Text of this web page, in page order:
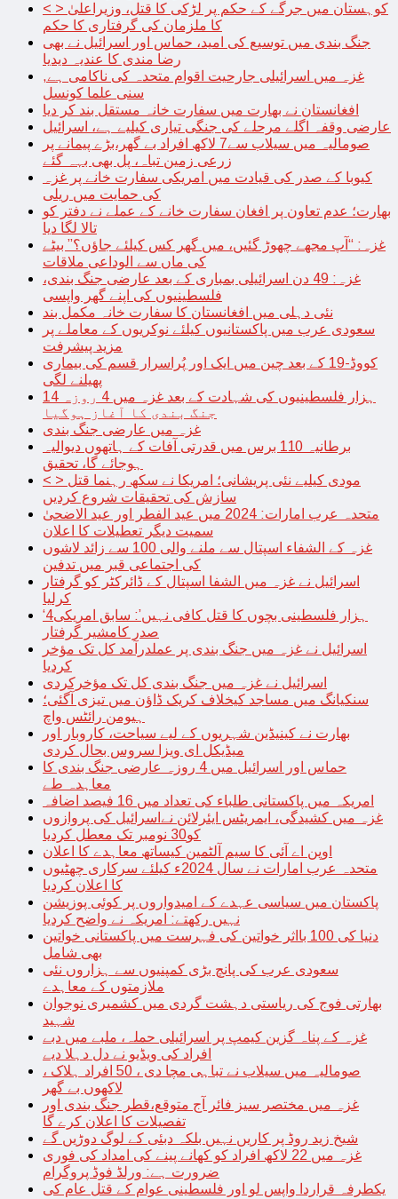
< > کوہستان میں جرگے کے حکم پر لڑکی کا قتل، وزیراعلیٰ
کا ملزمان کی گرفتاری کا حکم
جنگ بندی میں توسیع کی امید، حماس اور اسرائیل نے بھی
رضا مندی کا عندیہ دیدیا
غزہ میں اسرائیلی جارحیت اقوام متحدہ کی ناکامی ہے,
سنی علما کونسل
افغانستان نے بھارت میں سفارت خانہ مستقل بند کر دیا
عارضی وقفہ اگلے مرحلے کی جنگی تیاری کیلیے ہے، اسرائیل
صومالیہ میں سیلاب سے7 لاکھ افراد بے گھر،بڑے پیمانے پر
زرعی زمین تباہ، پل بھی بہہ گئے
کیوبا کے صدر کی قیادت میں امریکی سفارت خانے پر غزہ
کی حمایت میں ریلی
بھارت؛ عدم تعاون پر افغان سفارت خانے کے عملے نے دفتر کو
تالا لگا دیا
غزہ: “آپ مجھے چھوڑ گئیں، میں گھر کس کیلئے جاؤں؟” بیٹے
کی ماں سے الوداعی ملاقات
غزہ: 49 دن اسرائیلی بمباری کے بعد عارضی جنگ بندی،
فلسطینیوں کی اپنے گھر واپسی
نئی دہلی میں افغانستان کا سفارت خانہ مکمل بند
سعودی عرب میں پاکستانیوں کیلئے نوکریوں کے معاملے پر
مزید پیشرفت
کووڈ-19 کے بعد چین میں ایک اور پُراسرار قسم کی بیماری
پھیلنے لگی
14 ہزار فلسطینیوں کی شہادت کے بعد غزہ میں 4 روزہ
جنگ بندی کا آغاز ہوگیا
غزہ میں عارضی جنگ بندی
برطانیہ 110 برس میں قدرتی آفات کے ہاتھوں دیوالیہ
ہوجائے گا، تحقیق
< > مودی کیلیے نئی پریشانی؛ امریکا نے سکھ رہنما قتل
سازش کی تحقیقات شروع کردیں
متحدہ عرب امارات: 2024 میں عید الفطر اور عید الاضحیٰ
سمیت دیگر تعطیلات کا اعلان
غزہ کے الشفاء اسپتال سے ملنے والی 100 سے زائد لاشوں
کی اجتماعی قبر میں تدفین
اسرائیل نے غزہ میں الشفا اسپتال کے ڈائرکٹر کو گرفتار
کرلیا
‘4ہزار فلسطینی بچوں کا قتل کافی نہیں’: سابق امریکی
صدر کامشیر گرفتار
اسرائیل نے غزہ میں جنگ بندی پر عملدرآمد کل تک مؤخر
کردیا
اسرائیل نے غزہ میں جنگ بندی کل تک مؤخرکردی
سنکیانگ میں مساجد کیخلاف کریک ڈاؤن میں تیزی آگئی؛
ہیومن رائٹس واچ
بھارت نے کینیڈین شہریوں کے لیے سیاحت، کاروبار اور
میڈیکل ای ویزا سروس بحال کردی
حماس اور اسرائیل میں 4 روزہ عارضی جنگ بندی کا
معاہدہ طے
امریکہ میں پاکستانی طلباء کی تعداد میں 16 فیصد اضافہ
غزہ میں کشیدگی، ایمریٹس ایئرلائن نےاسرائیل کی پروازوں
کو30 نومبر تک معطل کردیا
اوپن اے آئی کا سیم آلٹمین کیساتھ معاہدے کا اعلان
متحدہ عرب امارات نے سال 2024ء کیلئے سرکاری چھٹیوں
کا اعلان کردیا
پاکستان میں سیاسی عہدے کے امیدواروں پر کوئی پوزیشن
نہیں رکھتے: امریکہ نے واضح کردیا
دنیا کی 100 بااثر خواتین کی فہرست میں پاکستانی خواتین
بھی شامل
سعودی عرب کی پانچ بڑی کمپنیوں سے ہزاروں نئی
ملازمتوں کے معاہدے
بھارتی فوج کی ریاستی دہشت گردی میں کشمیری نوجوان
شہید
غزہ کے پناہ گزین کیمپ پر اسرائیلی حملہ، ملبے میں دبے
افراد کی ویڈیو نے دل دہلا دیے
صومالیہ میں سیلاب نے تباہی مچا دی ، 50 افراد ہلاک ،
لاکھوں بے گھر
غزہ میں مختصر سیز فائر آج متوقع،قطر جنگ بندی اور
تفصیلات کا اعلان کرے گا
شیخ زید روڈ پر کاریں نہیں بلکہ دبئی کے لوگ دوڑیں گے
غزہ میں 22 لاکھ افراد کو کھانے پینے کی امداد کی فوری
ضرورت ہے: ورلڈ فوڈ پروگرام
یکطرفہ قراردا واپس لو اور فلسطینی عوام کے قتل عام کی